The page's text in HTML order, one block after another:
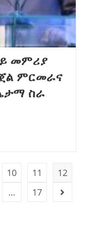
መምሪያ
ምርመራና
ስራ
10 11
12
… 17